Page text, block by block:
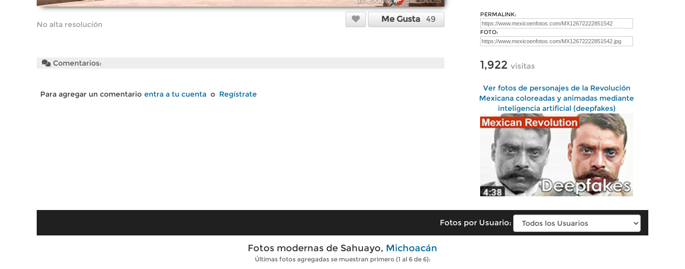
No alta resolución
Me Gusta 49
Comentarios:
Para agregar un comentario entra a tu cuenta o Regístrate
PERMALINK:
FOTO:
1,922 visitas
Ver fotos de personajes de la Revolución
Mexicana coloreadas y animadas mediante
inteligencia artificial (deepfakes)
Fotos por Usuario:
Fotos modernas de Sahuayo, Michoacán
Últimas fotos agregadas se muestran primero (1 al 6 de 6):